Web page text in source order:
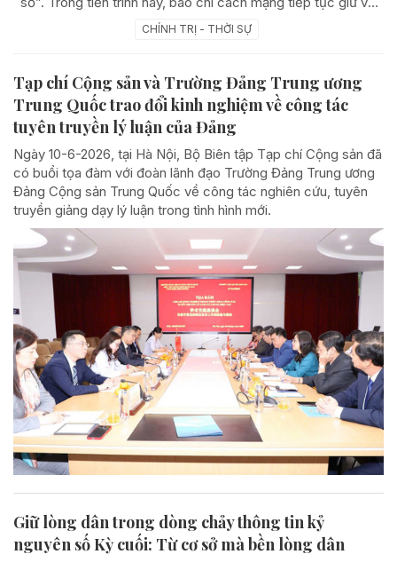
trò lực lượng xung kích trên mặt trận tư tưởng, góp phần
tuyên truyền đường lối, củng cố niềm tin xã hội và bảo vệ nền
CHÍNH TRỊ - THỜI SỰ
Tạp chí Cộng sản và Trường Đảng Trung ương
Trung Quốc trao đổi kinh nghiệm về công tác
tuyên truyền lý luận của Đảng
Ngày 10-6-2026, tại Hà Nội, Bộ Biên tập Tạp chí Cộng sản đã
có buổi tọa đàm với đoàn lãnh đạo Trường Đảng Trung ương
Đảng Cộng sản Trung Quốc về công tác nghiên cứu, tuyên
truyền giảng dạy lý luận trong tình hình mới.
Giữ lòng dân trong dòng chảy thông tin kỷ
nguyên số Kỳ cuối: Từ cơ sở mà bền lòng dân